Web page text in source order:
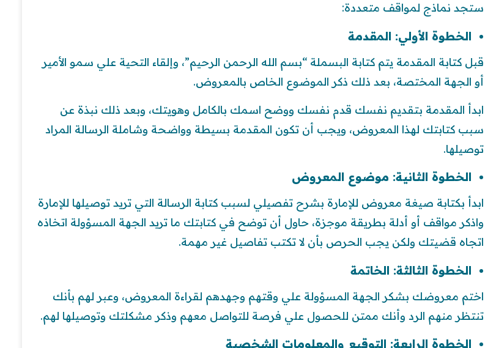
ستجد نماذج لمواقف متعددة:
الخطوة الأولي: المقدمة
قبل كتابة المقدمة يتم كتابة البسملة “بسم الله الرحمن الرحيم”، وإلقاء التحية علي سمو الأمير
أو الجهة المختصة، بعد ذلك ذكر الموضوع الخاص بالمعروض.
ابدأ المقدمة بتقديم نفسك قدم نفسك ووضح اسمك بالكامل وهويتك، وبعد ذلك نبذة عن
سبب كتابتك لهذا المعروض، ويجب أن تكون المقدمة بسيطة وواضحة وشاملة الرسالة المراد
توصيلها.
الخطوة الثانية: موضوع المعروض
ابدأ بكتابة صيغة معروض للإمارة بشرح تفصيلي لسبب كتابة الرسالة التي تريد توصيلها للإمارة
واذكر مواقف أو أدلة بطريقة موجزة، حاول أن توضح في كتابتك ما تريد الجهة المسؤولة اتخاذه
اتجاه قضيتك ولكن يجب الحرص بأن لا تكتب تفاصيل غير مهمة.
الخطوة الثالثة: الخاتمة
اختم معروضك بشكر الجهة المسؤولة علي وقتهم وجهدهم لقراءة المعروض، وعبر لهم بأنك
تنتظر منهم الرد وأنك ممتن للحصول علي فرصة للتواصل معهم وذكر مشكلتك وتوصيلها لهم.
الخطوة الرابعة: التوقيع والمعلومات الشخصية